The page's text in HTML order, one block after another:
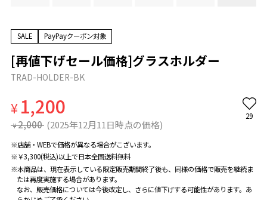
SALE PayPayクーポン対象
[再値下げセール価格]グラスホルダー
TRAD-HOLDER-BK
¥1,200
¥ 2,000 (2025年12月11日時点の価格)
29
※店舗・WEBで価格が異なる場合がこざいます。
※￥3,300(税込)以上で日本全国送料無料
※本商品は、現在表示している限定販売期間終了後も、同様の価格で販売を継続ま
たは再度実施する場合があります。
なお、販売価格については今後改定し、さらに値下げする可能性があります。あ